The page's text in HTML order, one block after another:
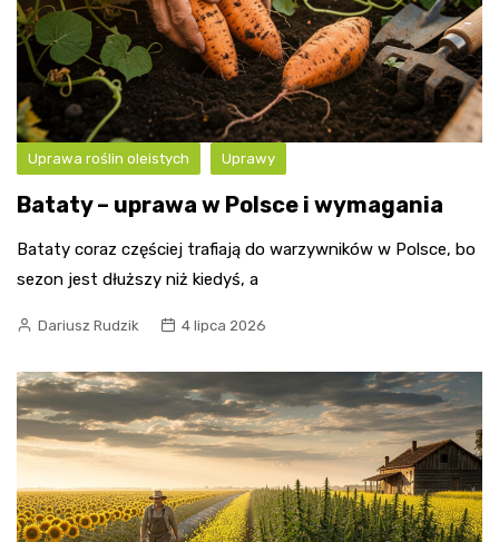
Uprawa roślin oleistych Uprawy
Bataty – uprawa w Polsce i wymagania
Bataty coraz częściej trafiają do warzywników w Polsce, bo
sezon jest dłuższy niż kiedyś, a
Dariusz Rudzik 4 lipca 2026